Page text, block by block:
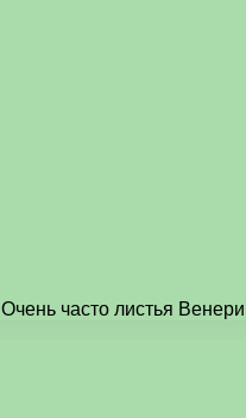
часто листья